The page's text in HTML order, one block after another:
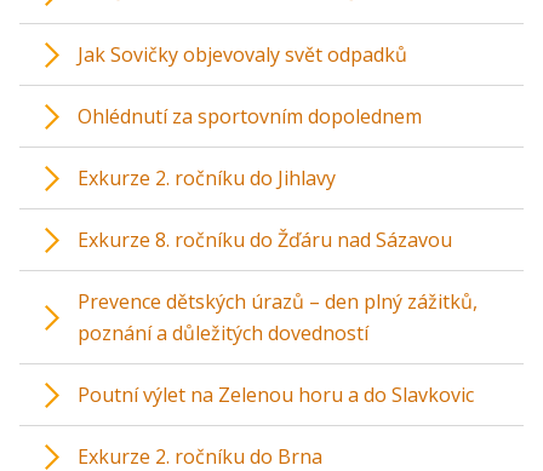
Jak Sovičky objevovaly svět odpadků
Ohlédnutí za sportovním dopolednem
Exkurze 2. ročníku do Jihlavy
Exkurze 8. ročníku do Žďáru nad Sázavou
Prevence dětských úrazů – den plný zážitků,
poznání a důležitých dovedností
Poutní výlet na Zelenou horu a do Slavkovic
Exkurze 2. ročníku do Brna